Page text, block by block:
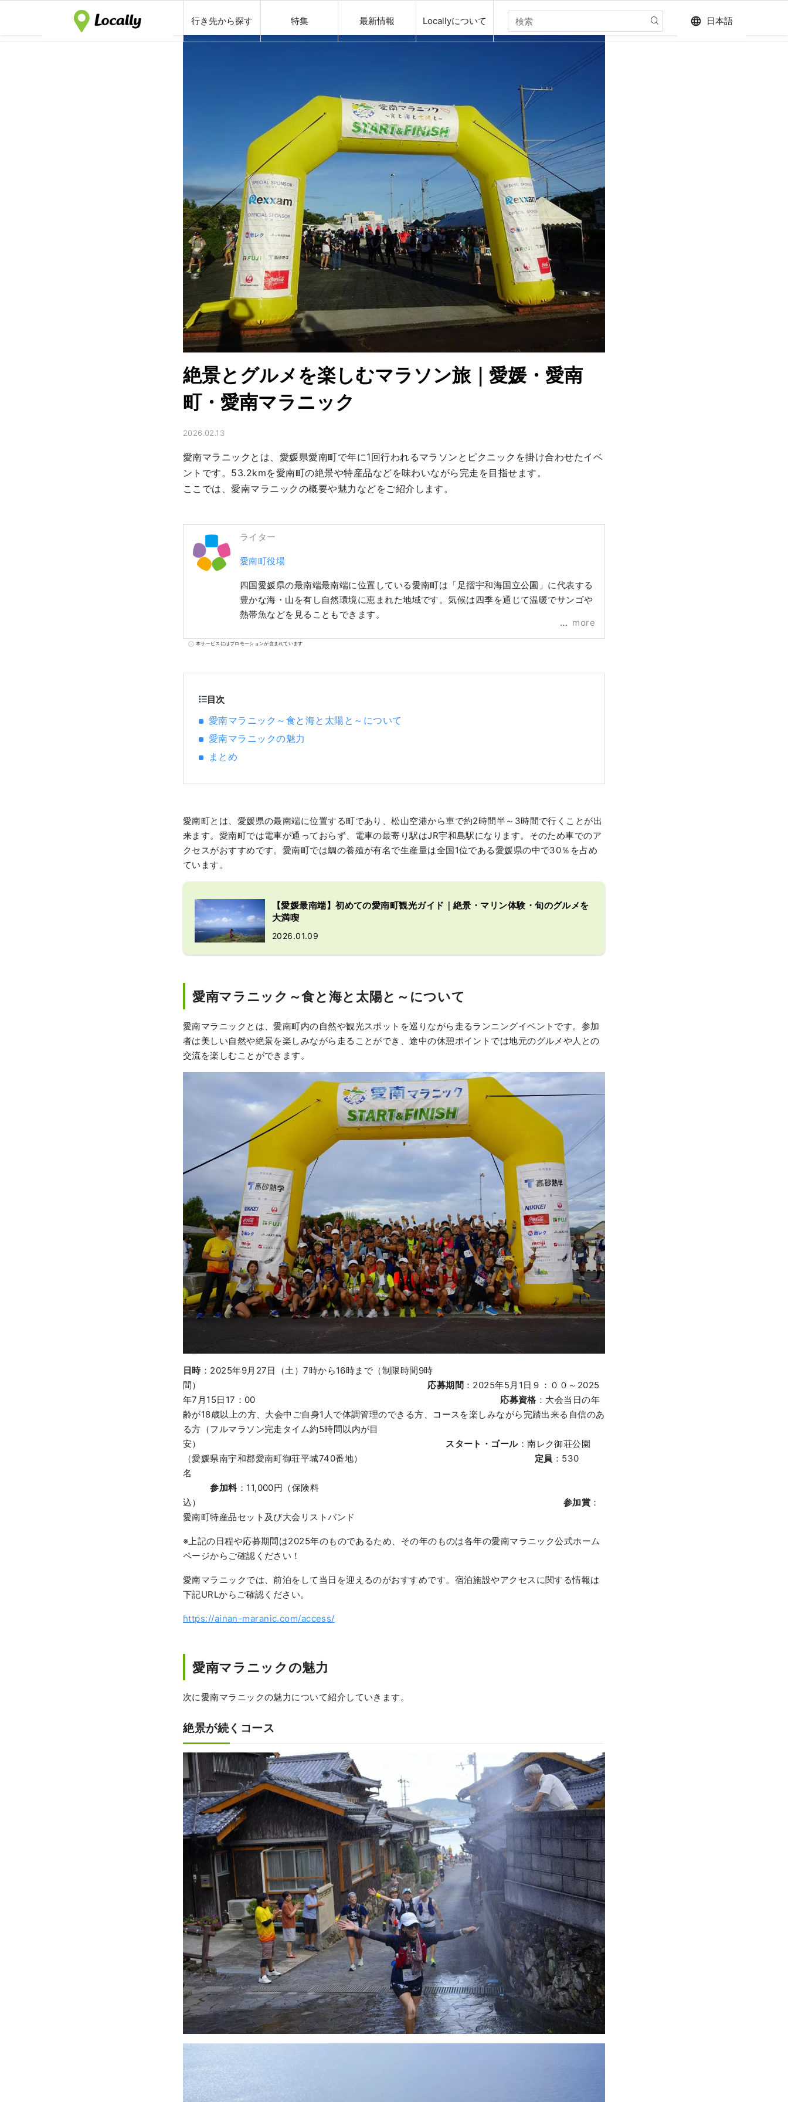
行き先から探す 特集 最新情報 Locallyについて language 日本語
絶景とグルメを楽しむマラソン旅｜愛媛・愛南
町・愛南マラニック
2026.02.13
愛南マラニックとは、愛媛県愛南町で年に1回行われるマラソンとピクニックを掛け合わせたイベ
ントです。53.2kmを愛南町の絶景や特産品などを味わいながら完走を目指せます。
ここでは、愛南マラニックの概要や魅力などをご紹介します。
ライター
愛南町役場
四国愛媛県の最南端最南端に位置している愛南町は「足摺宇和海国立公園」に代表する
豊かな海・山を有し自然環境に恵まれた地域です。気候は四季を通じて温暖でサンゴや
熱帯魚などを見ることもできます。
more
本サービスにはプロモーションが含まれています
目次
愛南マラニック～食と海と太陽と～について
愛南マラニックの魅力
まとめ
愛南町とは、愛媛県の最南端に位置する町であり、松山空港から車で約2時間半～3時間で行くことが出
来ます。愛南町では電車が通っておらず、電車の最寄り駅はJR宇和島駅になります。そのため車でのア
クセスがおすすめです。愛南町では鯛の養殖が有名で生産量は全国1位である愛媛県の中で30％を占め
ています。
【愛媛最南端】初めての愛南町観光ガイド｜絶景・マリン体験・旬のグルメを
大満喫
2026.01.09
愛南マラニック～食と海と太陽と～について
愛南マラニックとは、愛南町内の自然や観光スポットを巡りながら走るランニングイベントです。参加
者は美しい自然や絶景を楽しみながら走ることができ、途中の休憩ポイントでは地元のグルメや人との
交流を楽しむことができます。
日時：2025年9月27日（土）7時から16時まで（制限時間9時
間） 応募期間：2025年5月1日９：００～2025
年7月15日17：00 応募資格：大会当日の年
齢が18歳以上の方、大会中ご自身1人で体調管理のできる方、コースを楽しみながら完踏出来る自信のあ
る方（フルマラソン完走タイム約5時間以内が目
安）
スタート・ゴール：南レク御荘公園
（愛媛県南宇和郡愛南町御荘平城740番地） 定員 ：530
名
参加料：11,000円（保険料
込） 参加賞 ：
愛南町特産品セット及び大会リストバンド
※上記の日程や応募期間は2025年のものであるため、その年のものは各年の愛南マラニック公式ホーム
ページからご確認ください！
愛南マラニックでは、前泊をして当日を迎えるのがおすすめです。宿泊施設やアクセスに関する情報は
下記URLからご確認ください。
https://ainan-maranic.com/access/
愛南マラニックの魅力
次に愛南マラニックの魅力について紹介していきます。
絶景が続くコース